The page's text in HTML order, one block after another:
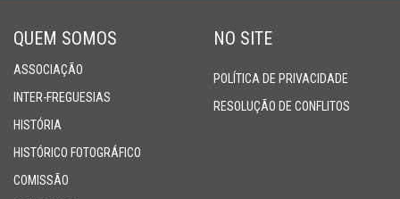
QUEM SOMOS
ASSOCIAÇÃO
INTER-FREGUESIAS
HISTÓRIA
HISTÓRICO FOTOGRÁFICO
COMISSÃO
NO SITE
POLÍTICA DE PRIVACIDADE
RESOLUÇÃO DE CONFLITOS